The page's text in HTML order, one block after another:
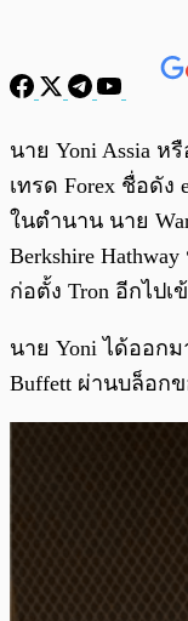
นาย Yoni Assia
เทรด Forex ชื่อดัง
ในตำนาน นาย
Berkshire
ก่อตั้ง Tron อีกไป
นาย Yoni ได้ออก
Buffett ผ่านบล็อกข